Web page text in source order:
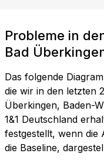
Probleme in
Bad
Das folgende
die wir in den letzten
Überkingen, Baden-
1&1 Deutschland
festgestellt, wenn die
die Baseline,